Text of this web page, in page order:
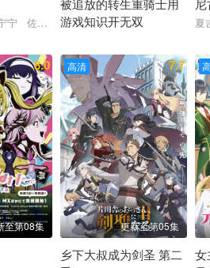
宁 佐藤榛夏 坂泰斗 市川苍
被追放的转生重骑士用
游戏知识开无双
夏
8.0
至第08集
高清 7.7
更新至第05集
乡下大叔成为剑圣 第二
女